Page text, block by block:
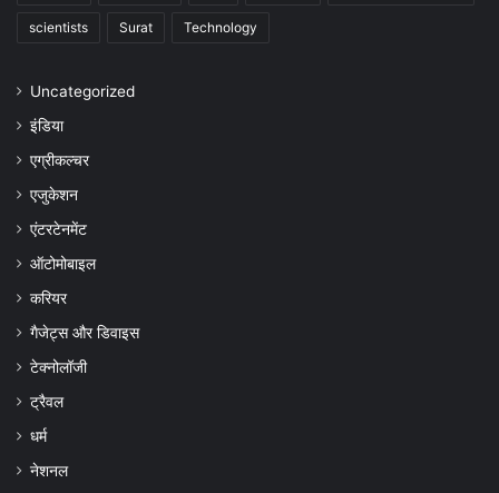
scientists Surat Technology
Uncategorized
इंडिया
एग्रीकल्चर
एजुकेशन
एंटरटेनमेंट
ऑटोमोबाइल
करियर
गैजेट्स और डिवाइस
टेक्नोलॉजी
ट्रैवल
धर्म
नेशनल